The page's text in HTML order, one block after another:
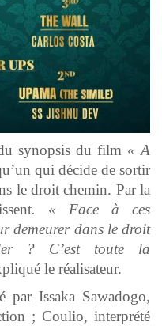
synopsis du film « A
qui décide de sortir
le droit chemin. Par la
. « Face à ces
demeurer dans le droit
? C’est toute la
le réalisateur.
par Issaka Sawadogo,
; Coulio, interprété